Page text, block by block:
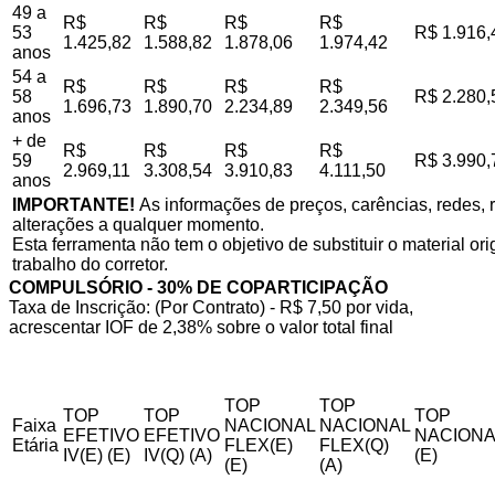
49 a
53
anos
R$
1.425,82
R$
1.588,82
R$
1.878,06
R$
1.974,42
R$
54 a
58
anos
R$
1.696,73
R$
1.890,70
R$
2.234,89
R$
2.349,56
R$
+ de
59
anos
R$
2.969,11
R$
3.308,54
R$
3.910,83
R$
4.111,50
R$
IMPORTANTE! As informações de preços, carências,
alterações a qualquer momento.
Esta ferramenta não tem o objetivo de substituir o material
trabalho do corretor.
COMPULSÓRIO - 30% DE COPARTICIPAÇÃO
Taxa de Inscrição: (Por Contrato) - R$ 7,50 por vida,
acrescentar IOF de 2,38% sobre o valor total final
Faixa
Etária
TOP
EFETIVO
IV(E) (E)
TOP
EFETIVO
IV(Q) (A)
TOP
NACIONAL
FLEX(E)
(E)
TOP
NACIONAL
FLEX(Q)
(A)
TOP
(E)